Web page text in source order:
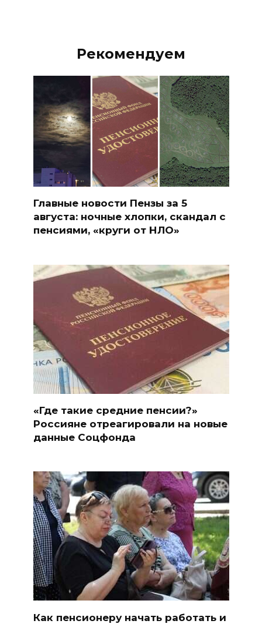
Рекомендуем
Главные новости Пензы за 5
августа: ночные хлопки, скандал с
пенсиями, «круги от НЛО»
«Где такие средние пенсии?»
Россияне отреагировали на новые
данные Соцфонда
Как пенсионеру начать работать и